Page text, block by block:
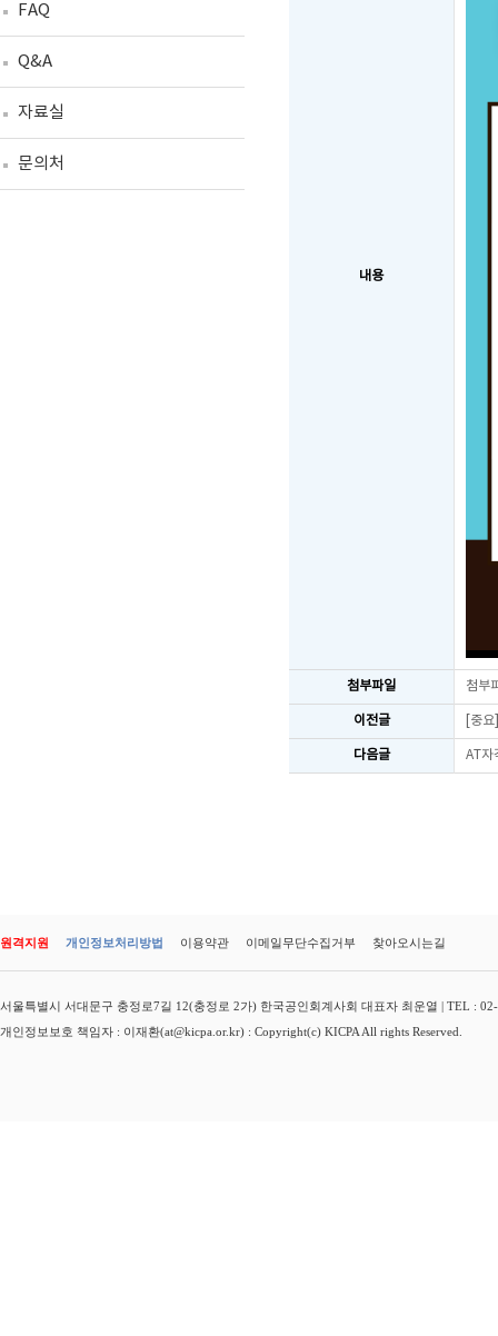
FAQ
Q&A
자료실
문의처
내용
첨부파일 첨부
이전글 [중
다음글 AT자
원격지원 개인정보처리방법 이용약관 이메일무단수집거부 찾아오시는길
서울특별시 서대문구 충정로7길 12(충정로 2가) 한국공인회계사회 대표자 최운열 | TEL :
개인정보보호 책임자 : 이재환(at@kicpa.or.kr) : Copyright(c) KICPA All rights Reserved.